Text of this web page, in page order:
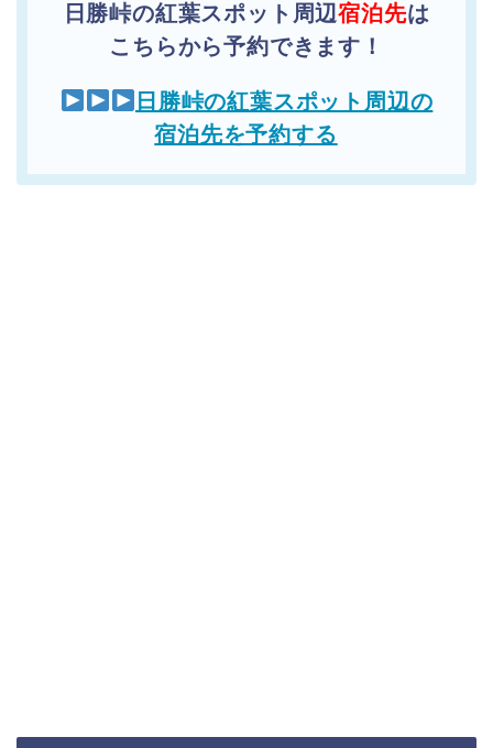
日勝峠の紅葉スポット周辺宿泊先は
こちらから予約できます！
日勝峠の紅葉スポット周辺の
宿泊先を予約する